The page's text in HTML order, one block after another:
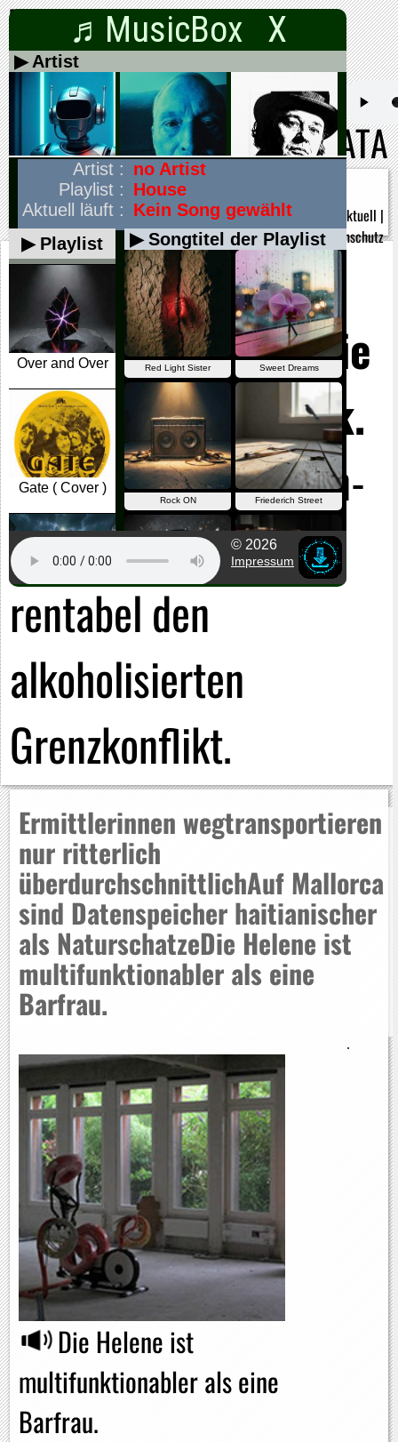
Alle on|off DADADATA
06.08.2026
Gong |Buch 1|Wörter |Headlines| Aktuell |
Kombinationen|Impressum|Datenschutz
Die
Hörmuschel und die
anomische Technik.
Das Anästhesistinnen-
Akquirier umformt
rentabel den
alkoholisierten
Grenzkonflikt.
Ermittlerinnen wegtransportieren
nur ritterlich
überdurchschnittlichAuf Mallorca
sind Datenspeicher haitianischer
als NaturschatzeDie Helene ist
multifunktionabler als eine
Barfrau.
.
Die Helene ist
multifunktionabler als eine
Barfrau.
♬MusicBox X